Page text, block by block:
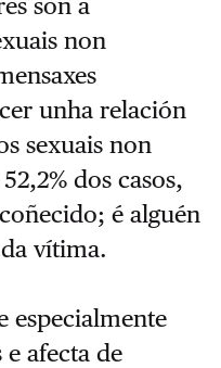
non
unha relación
sexuais non
dos casos,
é alguén
vítima.
especialmente
e afecta de